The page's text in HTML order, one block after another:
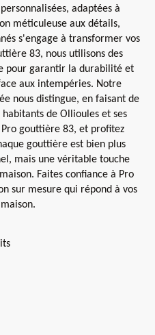
adaptées à
méticuleuse aux détails,
s'engage à transformer vos
83, nous utilisons des
pour garantir la durabilité et
aux intempéries. Notre
nous distingue, en faisant de
de Ollioules et ses
gouttière 83, et profitez
gouttière est bien plus
mais une véritable touche
Faites confiance à Pro
sur mesure qui répond à vos